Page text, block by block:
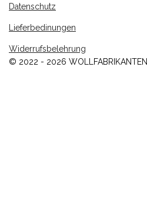
Datenschutz
Lieferbedinungen
Widerrufsbelehrung
© 2022 - 2026 WOLLFABRIKANTEN